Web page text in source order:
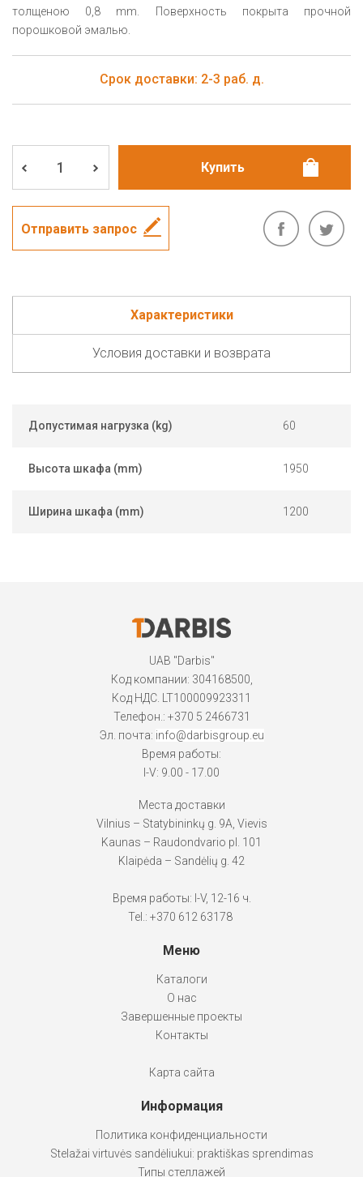
толщеною 0,8 mm. Поверхность покрыта прочной
порошковой эмалью.
Срок доставки: 2-3 раб. д.
Отправить запрос
Характеристики
Условия доставки и возврата
Допустимая нагрузка (kg) 60
Высота шкафа (mm) 1950
Ширина шкафa (mm) 1200
UAB "Darbis"
Код компании: 304168500,
Код НДС. LT100009923311
Телефон.: +370 5 2466731
Эл. почта: info@darbisgroup.eu
Время работы:
I-V: 9.00 - 17.00
Места доставки
Vilnius – Statybininkų g. 9A, Vievis
Kaunas – Raudondvario pl. 101
Klaipėda – Sandėlių g. 42
Время работы: I-V, 12-16 ч.
Tel.: +370 612 63178
Меню
Каталоги
О нас
Завершенные проекты
Контакты
Карта сайта
Информация
Политика конфиденциальности
Stelažai virtuvės sandėliukui: praktiškas sprendimas
Типы стеллажей